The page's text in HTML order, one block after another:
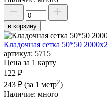
в корзину
Кладочная сетка 50*50
артикул: 5715
Цена за 1 карту
122 ₽
243 ₽ (за 1 метр2)
Наличие: много